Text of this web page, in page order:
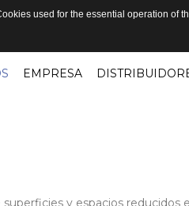
EMPRESA
y espacios reducidos
used for the essential operation